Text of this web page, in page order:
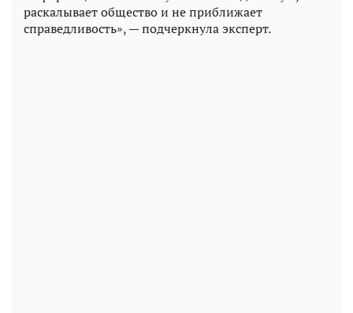
раскалывает общество и не приближает
справедливость», — подчеркнула эксперт.